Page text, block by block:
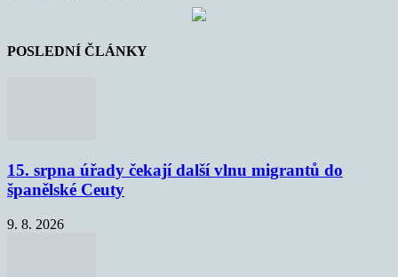
POSLEDNÍ ČLÁNKY
15. srpna úřady čekají další vlnu migrantů do
španělské Ceuty
9. 8. 2026